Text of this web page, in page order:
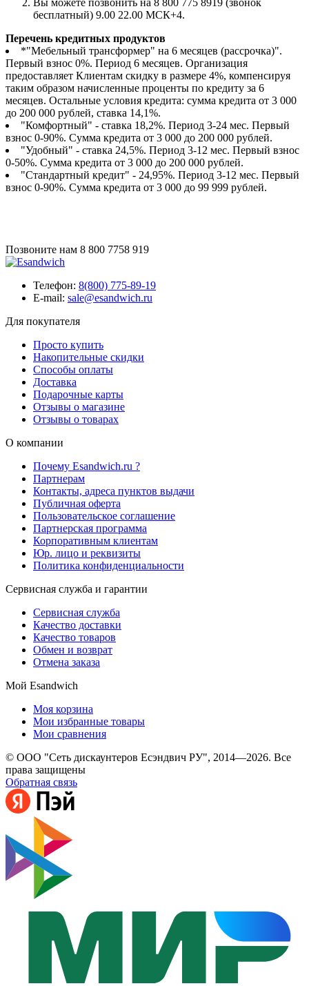
Вы можете позвонить на 8 800 775 8919 (звонок
бесплатный) 9.00 22.00 МСК+4.
Перечень кредитных продуктов
*"Мебельный трансформер" на 6 месяцев (рассрочка)".
Первый взнос 0%. Период 6 месяцев. Организация
предоставляет Клиентам скидку в размере 4%, компенсируя
таким образом начисленные проценты по кредиту за 6
месяцев. Остальные условия кредита: сумма кредита от 3 000
до 200 000 рублей, ставка 14,1%.
"Комфортный" - ставка 18,2%. Период 3-24 мес. Первый
взнос 0-90%. Сумма кредита от 3 000 до 200 000 рублей.
"Удобный" - ставка 24,5%. Период 3-12 мес. Первый взнос
0-50%. Сумма кредита от 3 000 до 200 000 рублей.
"Стандартный кредит" - 24,95%. Период 3-12 мес. Первый
взнос 0-90%. Сумма кредита от 3 000 до 99 999 рублей.
Позвоните нам 8 800 7758 919
Телефон: 8(800) 775-89-19
E-mail: sale@esandwich.ru
Для покупателя
Просто купить
Накопительные скидки
Способы оплаты
Доставка
Подарочные карты
Отзывы о магазине
Отзывы о товарах
О компании
Почему Esandwich.ru ?
Партнерам
Контакты, адреса пунктов выдачи
Публичная оферта
Пользовательское соглашение
Партнерская программа
Корпоративным клиентам
Юр. лицо и реквизиты
Политика конфиденциальности
Сервисная служба и гарантии
Сервисная служба
Качество доставки
Качество товаров
Обмен и возврат
Отмена заказа
Мой Esandwich
Моя корзина
Мои избранные товары
Мои сравнения
© ООО "Сеть дискаунтеров Есэндвич РУ", 2014—2026. Все
права защищены
Обратная связь